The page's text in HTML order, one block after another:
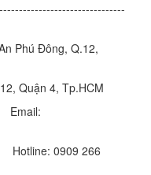
Phú Đông, Q.12,
Quận 4, Tp.HCM
0909 266